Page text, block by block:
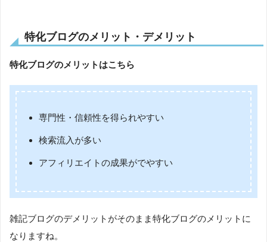
特化ブログのメリット・デメリット
特化ブログのメリットはこちら
専門性・信頼性を得られやすい
検索流入が多い
アフィリエイトの成果がでやすい
雑記ブログのデメリットがそのまま特化ブログのメリットに
なりますね。